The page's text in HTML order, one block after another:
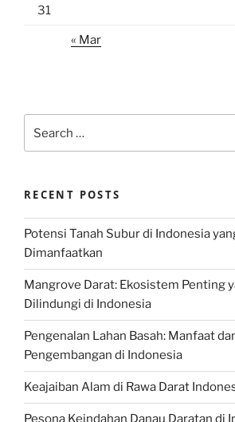
31
« Mar
for:
RECENT POSTS
Potensi Tanah Subur di Indonesia
Dimanfaatkan
Mangrove Darat: Ekosistem Penting
Dilindungi di Indonesia
Pengenalan Lahan Basah: Manfaat
Pengembangan di Indonesia
Keajaiban Alam di Rawa Darat
Pesona Keindahan Danau Daratan di